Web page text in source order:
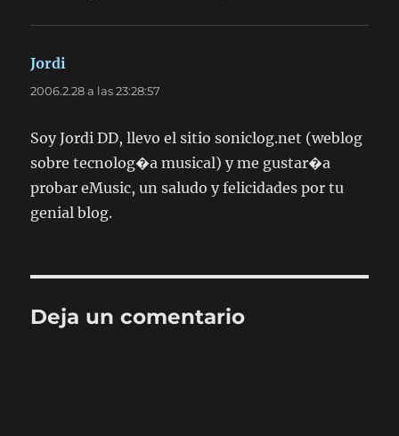
Jordi
2006.2.28 a las 23:28:57
Soy Jordi DD, llevo el sitio soniclog.net (weblog
sobre tecnolog�a musical) y me gustar�a
probar eMusic, un saludo y felicidades por tu
genial blog.
Deja un comentario